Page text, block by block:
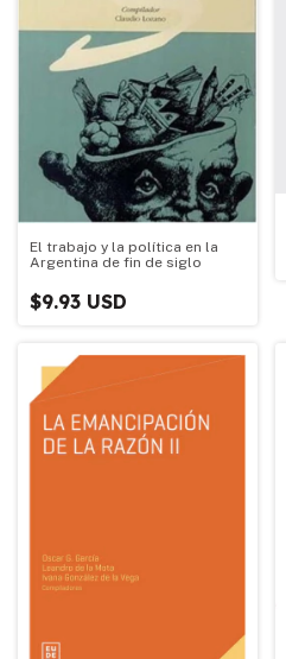
El trabajo y la política en la
Argentina de fin de siglo
$9.93 USD